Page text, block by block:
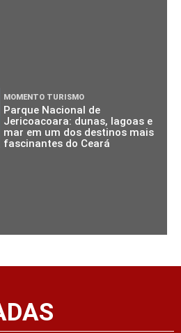
MOMENTO TURISMO
Parque Nacional de
Jericoacoara: dunas, lagoas e
mar em um dos destinos mais
fascinantes do Ceará